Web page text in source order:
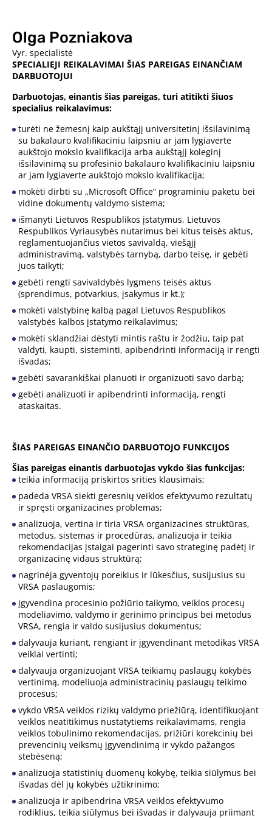
Olga Pozniakova
Vyr. specialistė
SPECIALIEJI REIKALAVIMAI ŠIAS PAREIGAS EINANČIAM
DARBUOTOJUI
Darbuotojas, einantis šias pareigas, turi atitikti šiuos
specialius reikalavimus:
turėti ne žemesnį kaip aukštąjį universitetinį išsilavinimą
su bakalauro kvalifikaciniu laipsniu ar jam lygiaverte
aukštojo mokslo kvalifikacija arba aukštąjį koleginį
išsilavinimą su profesinio bakalauro kvalifikaciniu laipsniu
ar jam lygiaverte aukštojo mokslo kvalifikacija;
mokėti dirbti su „Microsoft Office“ programiniu paketu bei
vidine dokumentų valdymo sistema;
išmanyti Lietuvos Respublikos įstatymus, Lietuvos
Respublikos Vyriausybės nutarimus bei kitus teisės aktus,
reglamentuojančius vietos savivaldą, viešąjį
administravimą, valstybės tarnybą, darbo teisę, ir gebėti
juos taikyti;
gebėti rengti savivaldybės lygmens teisės aktus
(sprendimus, potvarkius, įsakymus ir kt.);
mokėti valstybinę kalbą pagal Lietuvos Respublikos
valstybės kalbos įstatymo reikalavimus;
mokėti sklandžiai dėstyti mintis raštu ir žodžiu, taip pat
valdyti, kaupti, sisteminti, apibendrinti informaciją ir rengti
išvadas;
gebėti savarankiškai planuoti ir organizuoti savo darbą;
gebėti analizuoti ir apibendrinti informaciją, rengti
ataskaitas.
ŠIAS PAREIGAS EINANČIO DARBUOTOJO FUNKCIJOS
Šias pareigas einantis darbuotojas vykdo šias funkcijas:
teikia informaciją priskirtos srities klausimais;
padeda VRSA siekti geresnių veiklos efektyvumo rezultatų
ir spręsti organizacines problemas;
analizuoja, vertina ir tiria VRSA organizacines struktūras,
metodus, sistemas ir procedūras, analizuoja ir teikia
rekomendacijas įstaigai pagerinti savo strateginę padėtį ir
organizacinę vidaus struktūrą;
nagrinėja gyventojų poreikius ir lūkesčius, susijusius su
VRSA paslaugomis;
įgyvendina procesinio požiūrio taikymo, veiklos procesų
modeliavimo, valdymo ir gerinimo principus bei metodus
VRSA, rengia ir valdo susijusius dokumentus;
dalyvauja kuriant, rengiant ir įgyvendinant metodikas VRSA
veiklai vertinti;
dalyvauja organizuojant VRSA teikiamų paslaugų kokybės
vertinimą, modeliuoja administracinių paslaugų teikimo
procesus;
vykdo VRSA veiklos rizikų valdymo priežiūrą, identifikuojant
veiklos neatitikimus nustatytiems reikalavimams, rengia
veiklos tobulinimo rekomendacijas, prižiūri korekcinių bei
prevencinių veiksmų įgyvendinimą ir vykdo pažangos
stebėseną;
analizuoja statistinių duomenų kokybę, teikia siūlymus bei
išvadas dėl jų kokybės užtikrinimo;
analizuoja ir apibendrina VRSA veiklos efektyvumo
rodiklius, teikia siūlymus bei išvadas ir dalyvauja priimant